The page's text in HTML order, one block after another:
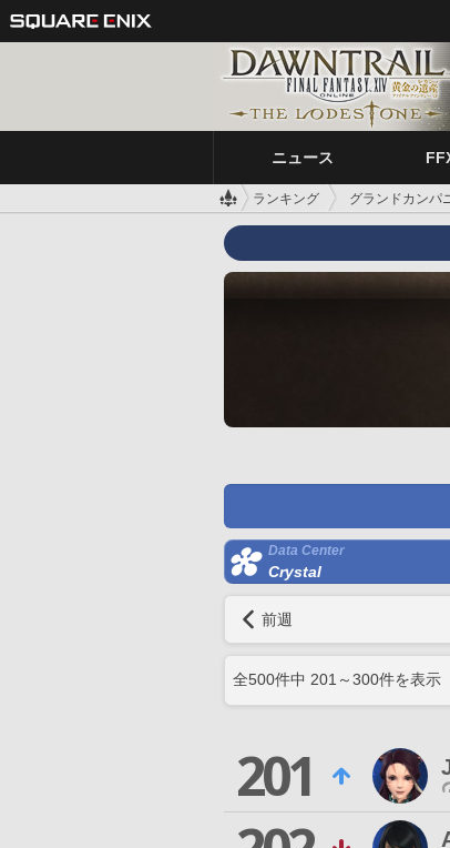
ニュース
ランキング グランドカンパ
Data Center
Crystal
前週
全500件中 201 ～300件を表示
201